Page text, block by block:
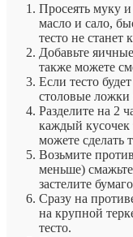
Просеять муку и
масло и сало,
тесто не станет
Добавьте
также можете
Если тесто
столовые ложки
Разделите на 2
каждый кусочек
можете сделать
Возьмите
меньше)
застелите
Сразу на
на крупной
тесто.